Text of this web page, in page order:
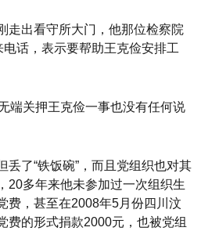
出看守所大门，他那位检察院
电话，表示要帮助王克俭安排工
端关押王克俭一事也没有任何说
了“铁饭碗”，而且党组织也对其
20多年来他未参加过一次组织生
费，甚至在2008年5月份四川汶
费的形式捐款2000元，也被党组